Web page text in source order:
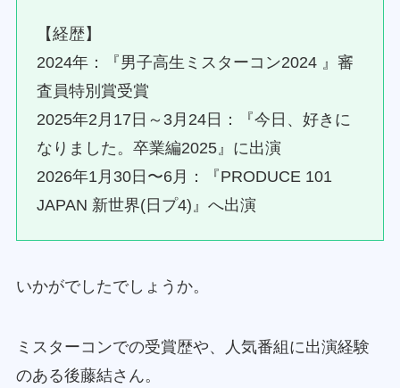
【経歴】
2024年：『男子高生ミスターコン2024 』審
査員特別賞受賞
2025年2月17日～3月24日：『今日、好きに
なりました。卒業編2025』に出演
2026年1月30日〜6月：『PRODUCE 101
JAPAN 新世界(日プ4)』へ出演
いかがでしたでしょうか。
ミスターコンでの受賞歴や、人気番組に出演経験
のある後藤結さん。